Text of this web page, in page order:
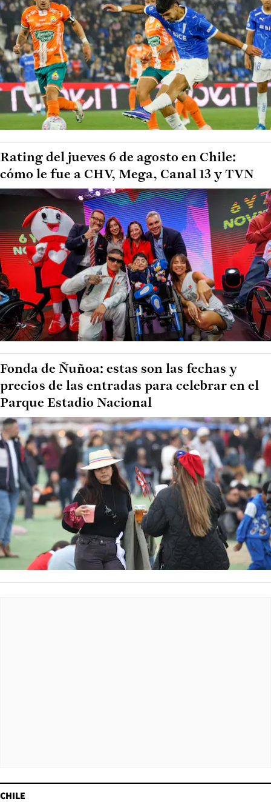
Rating del jueves 6 de agosto en Chile:
cómo le fue a CHV, Mega, Canal 13 y TVN
Fonda de Ñuñoa: estas son las fechas y
precios de las entradas para celebrar en el
Parque Estadio Nacional
CHILE